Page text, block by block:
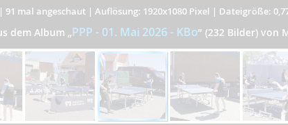
| 91 mal angeschaut | Auflösung: 1920x1080 Pixel | Dateigröße:
dem Album „PPP - 01. Mai 2026 - KBo” (232 Bilder) von